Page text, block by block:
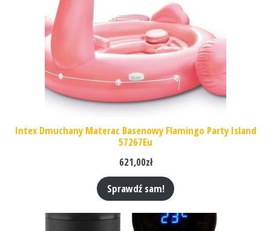
Intex Dmuchany Materac Basenowy Flamingo Party Island
57267Eu
621,00zł
Sprawdź sam!